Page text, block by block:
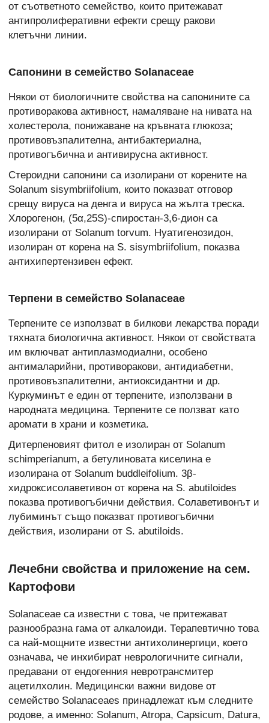
от съответното семейство, които притежават
антипролиферативни ефекти срещу ракови
клетъчни линии.
Сапонини в семейство Solanaceae
Някои от биологичните свойства на сапонините са
противоракова активност, намаляване на нивата на
холестерола, понижаване на кръвната глюкоза;
противовъзпалителна, антибактериална,
противогъбична и антивирусна активност.
Стероидни сапонини са изолирани от корените на
Solanum sisymbriifolium, които показват отговор
срещу вируса на денга и вируса на жълта треска.
Хлорогенон, (5α,25S)-спиростан-3,6-дион са
изолирани от Solanum torvum. Нуатигенозидон,
изолиран от корена на S. sisymbriifolium, показва
антихипертензивен ефект.
Терпени в семейство Solanaceae
Терпените се използват в билкови лекарства поради
тяхната биологична активност. Някои от свойствата
им включват антиплазмодиални, особено
антималарийни, противоракови, антидиабетни,
противовъзпалителни, антиоксидантни и др.
Куркуминът е един от терпените, използвани в
народната медицина. Терпените се ползват като
аромати в храни и козметика.
Дитерпеновият фитол е изолиран от Solanum
schimperianum, а бетулиновата киселина е
изолирана от Solanum buddleifolium. 3β-
хидроксисолаветивон от корена на S. abutiloides
показва противогъбични действия. Солаветивонът и
лубиминът също показват противогъбични
действия, изолирани от S. abutiloids.
Лечебни свойства и приложение на сем.
Картофови
Solanaceae са известни с това, че притежават
разнообразна гама от алкалоиди. Терапевтично това
са най-мощните известни антихолинергици, което
означава, че инхибират неврологичните сигнали,
предавани от ендогенния невротрансмитер
ацетилхолин. Медицински важни видове от
семейство Solanaceaes принадлежат към следните
родове, а именно: Solanum, Atropa, Capsicum, Datura,